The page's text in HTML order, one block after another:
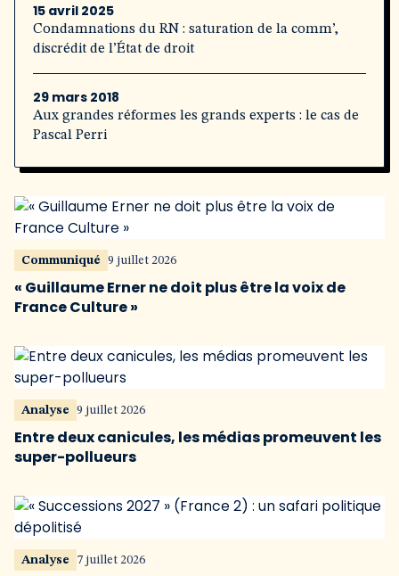
15 avril 2025
Condamnations du RN : saturation de la comm’,
discrédit de l’État de droit
29 mars 2018
Aux grandes réformes les grands experts : le cas de
Pascal Perri
Communiqué 9 juillet 2026
« Guillaume Erner ne doit plus être la voix de
France Culture »
Analyse 9 juillet 2026
Entre deux canicules, les médias promeuvent les
super-pollueurs
Analyse 7 juillet 2026